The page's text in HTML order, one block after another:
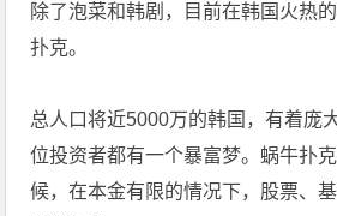
除了泡菜和韩剧，目前在韩国火热
扑克。
总人口将近5000万的韩国，有着庞
位投资者都有一个暴富梦。蜗牛扑
候，在本金有限的情况下，股票、